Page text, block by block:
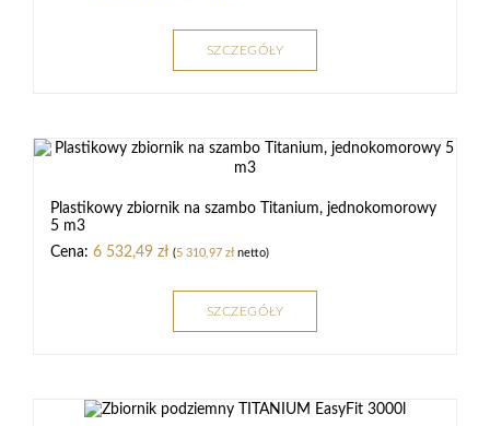
SZCZEGÓŁY
Plastikowy zbiornik na szambo Titanium, jednokomorowy
5 m3
6 532,49 zł (5 310,97 złnetto)
SZCZEGÓŁY